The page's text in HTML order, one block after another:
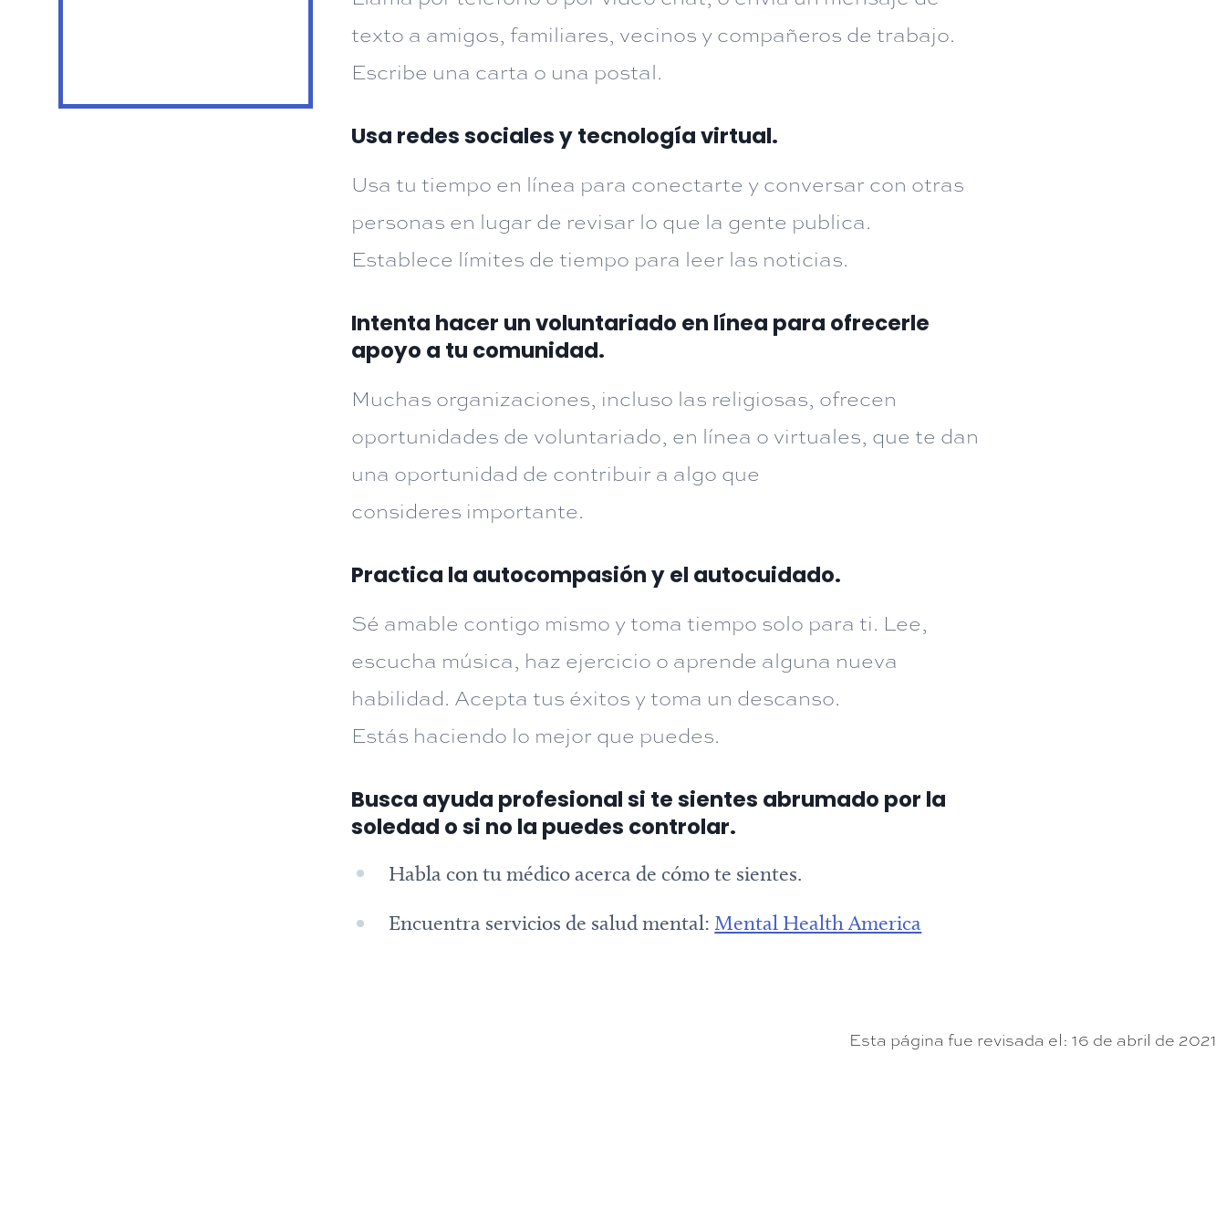
texto a amigos, familiares, vecinos y compañeros de trabajo.
Escribe una carta o una postal.
Usa redes sociales y tecnología virtual.
Usa tu tiempo en línea para conectarte y conversar con otras
personas en lugar de revisar lo que la gente publica.
Establece límites de tiempo para leer las noticias.
Intenta hacer un voluntariado en línea para ofrecerle
apoyo a tu comunidad.
Muchas organizaciones, incluso las religiosas, ofrecen
oportunidades de voluntariado, en línea o virtuales, que te dan
una oportunidad de contribuir a algo que
consideres importante.
Practica la autocompasión y el autocuidado.
Sé amable contigo mismo y toma tiempo solo para ti. Lee,
escucha música, haz ejercicio o aprende alguna nueva
habilidad. Acepta tus éxitos y toma un descanso.
Estás haciendo lo mejor que puedes.
Busca ayuda profesional si te sientes abrumado por la
soledad o si no la puedes controlar.
Habla con tu médico acerca de cómo te sientes.
Encuentra servicios de salud mental: Mental Health America
Esta página fue revisada el: 16 de abril de 2021